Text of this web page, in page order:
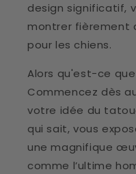
design significatif,
montrer fièrement
pour les chiens.
Alors qu'est-ce
Commencez dès
votre idée du
qui sait, vous
une magnifique
comme l’ultime